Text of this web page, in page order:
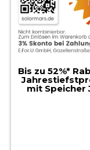
Bis zu 52%*
mit Speicher